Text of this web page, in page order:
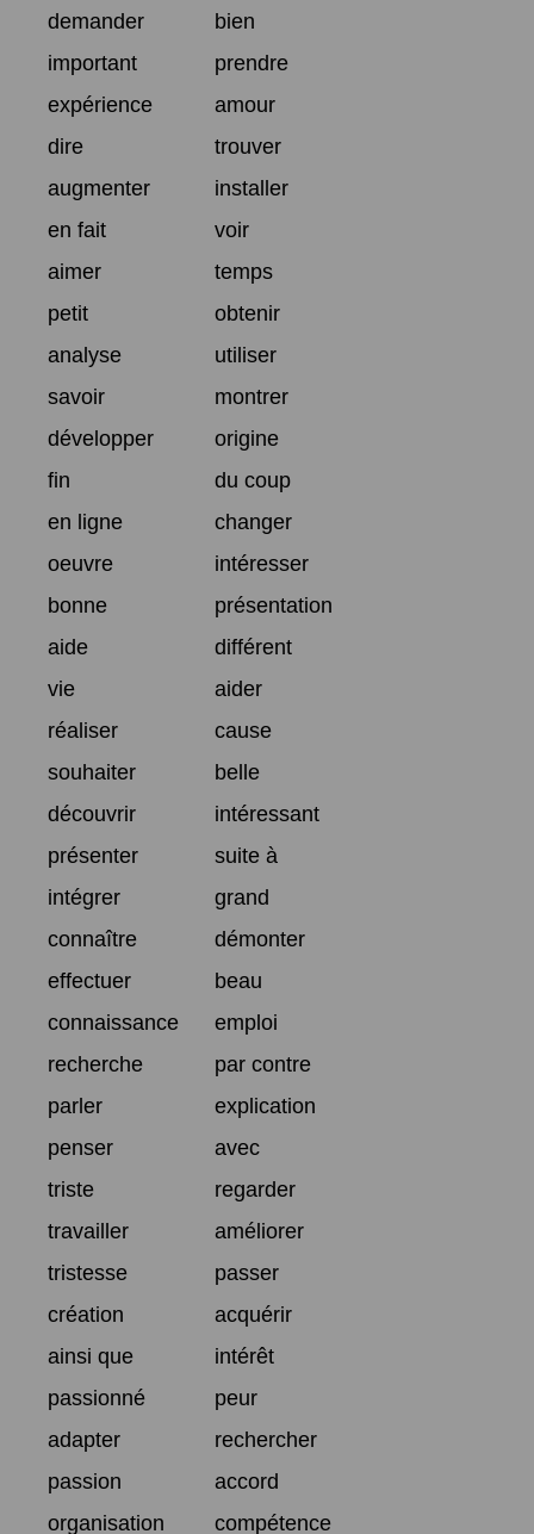
demander
bien
important
prendre
expérience
amour
dire
trouver
augmenter
installer
en fait
voir
aimer
temps
petit
obtenir
analyse
utiliser
savoir
montrer
développer
origine
fin
du coup
en ligne
changer
oeuvre
intéresser
bonne
présentation
aide
différent
vie
aider
réaliser
cause
souhaiter
belle
découvrir
intéressant
présenter
suite à
intégrer
grand
connaître
démonter
effectuer
beau
connaissance
emploi
recherche
par contre
parler
explication
penser
avec
triste
regarder
travailler
améliorer
tristesse
passer
création
acquérir
ainsi que
intérêt
passionné
peur
adapter
rechercher
passion
accord
organisation
compétence